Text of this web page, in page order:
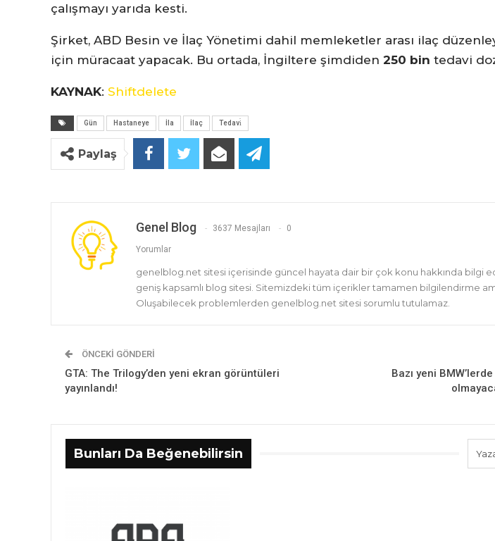
çalışmayı yarıda kesti.
Şirket, ABD Besin ve İlaç Yönetimi dahil memleketler arası ilaç
için müracaat yapacak. Bu ortada, İngiltere şimdiden 250 bin tedavi
KAYNAK: Shiftdelete
Gün Hastaneye İla İlaç Tedavi̇
Paylaş
Genel Blog 3637 Mesajları 0
Yorumlar
genelblog.net sitesi içerisinde güncel hayata dair bir çok konu hakkında bilgi
geniş kapsamlı blog sitesi. Sitemizdeki tüm içerikler tamamen bilgilendirme
Oluşabilecek problemlerden genelblog.net sitesi sorumlu tutulamaz.
ÖNCEKI GÖNDERI
GTA: The Trilogy’den yeni ekran görüntüleri
yayınlandı!
Bazı yeni
Bunları Da Beğenebilirsin